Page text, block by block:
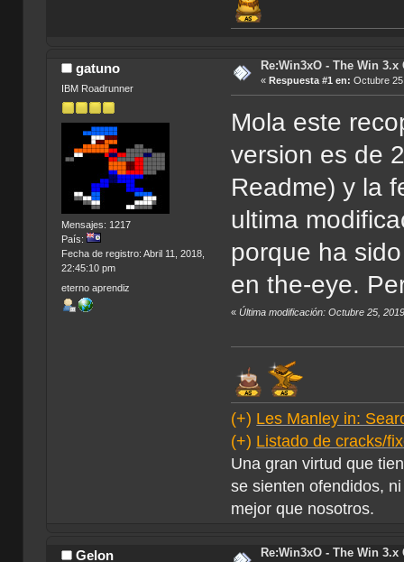
gatuno
IBM Roadrunner
Mensajes: 1217
País:
Fecha de registro: Abril 11, 2018,
22:45:10 pm
eterno aprendiz
Re:Win3xO - The Win
« Respuesta #1 en: Octubre
Mola este
version es de
Readme) y la
ultima
porque ha
en the-eye.
«Última modificación: Octubre 25,
(+) Les Manley in:
(+) Listado de cracks/
Una gran virtud que
se sienten ofendidos,
mejor que nosotros.
Gelon Re:Win3xO - The Win